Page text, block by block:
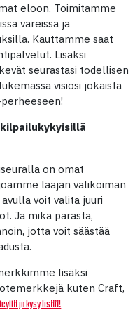
eloon. Toimitamme
väreissä ja
Kauttamme saat
Lisäksi
seurastasi todellisen
visiosi jokaista
on omat
laajan valikoiman
voit valita juuri
Ja mikä parasta,
jotta voit säästää
lisäksi
kuten Craft,
ja kysy lisää!